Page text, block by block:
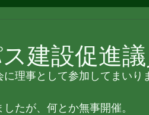
建設促進
理事として参加してまいり
たが、何とか無事開催。